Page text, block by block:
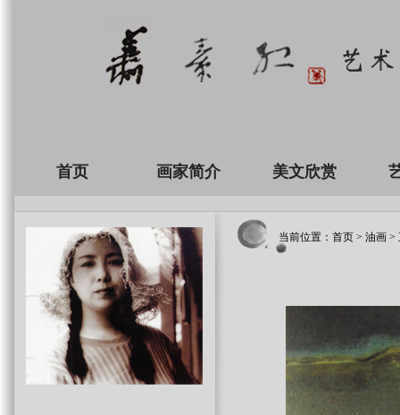
首页 画家简介 美文欣赏
当前位置： 首页 > 油画 >